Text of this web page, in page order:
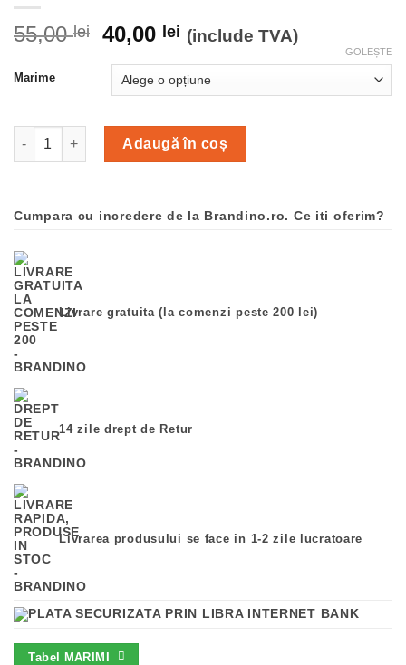
55,00lei
Prețul
fost:
55,00 lei.
40,00 lei Prețul
este:
40,00 lei.
(include TVA)
Marime
GOLEȘTE
Cantitate Cardigan/bolero, Mayoral(culoare bleu/gri)
Adaugă în coș
Cumpara cu incredere de la Brandino.ro. Ce iti oferim?
Livrare gratuita (la comenzi peste 200 lei)
14 zile drept de Retur
Livrarea produsului se face in 1-2 zile lucratoare
Tabel MARIMI